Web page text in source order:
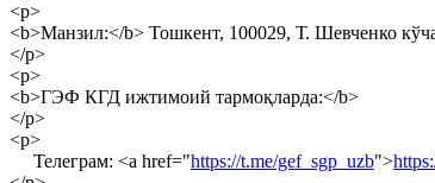
<p>
<b>Манзил:</b> Тошкент, 100029, Т. Шевченко
</p>
<p>
<b>ГЭФ КГД ижтимоий тармоқларда:</b>
</p>
<p>
Телеграм: <a href="https://t.me/gef_sgp_uzb">